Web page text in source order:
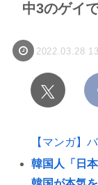
中3のゲイ
2022.03.28
【マンガ】
韓国人「日